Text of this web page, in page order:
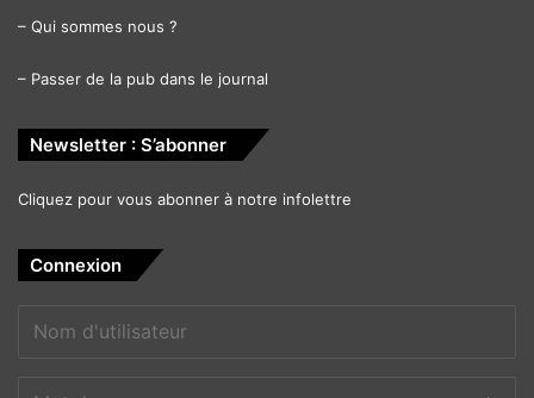
– Qui sommes nous ?
– Passer de la pub dans le journal
Newsletter : S’abonner
Cliquez pour vous abonner à notre infolettre
Connexion